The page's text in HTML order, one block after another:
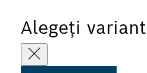
Alegeți